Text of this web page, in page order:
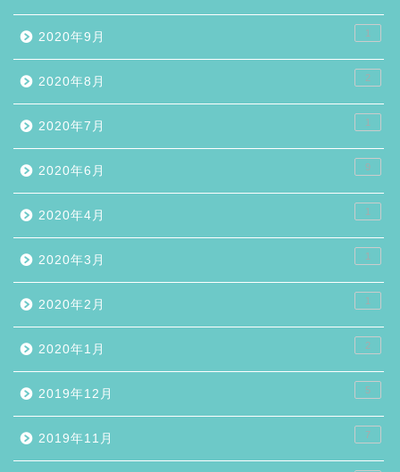
2020年9月 1
2020年8月 2
2020年7月 1
2020年6月 9
2020年4月 1
2020年3月 1
2020年2月 1
2020年1月 2
2019年12月 5
2019年11月 7